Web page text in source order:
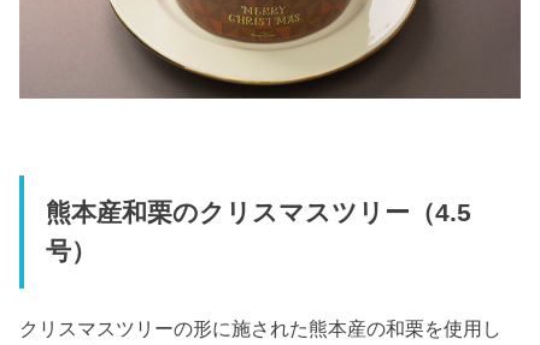
熊本産和栗のクリスマスツリー（4.5
号）
クリスマスツリーの形に施された熊本産の和栗を使用し